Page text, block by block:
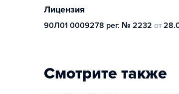
Лицензия
90Л01 0009278 рег. № 2232 от
Смотрите также